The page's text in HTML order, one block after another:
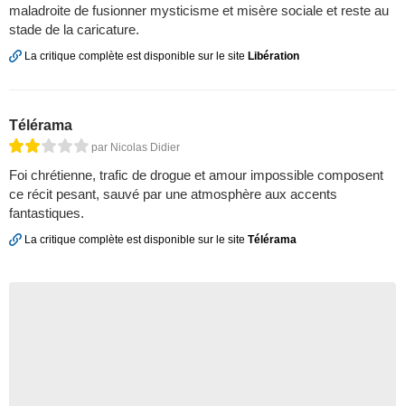
maladroite de fusionner mysticisme et misère sociale et reste au
stade de la caricature.
La critique complète est disponible sur le site Libération
Télérama
par Nicolas Didier
Foi chrétienne, trafic de drogue et amour impossible composent
ce récit pesant, sauvé par une atmosphère aux accents
fantastiques.
La critique complète est disponible sur le site Télérama